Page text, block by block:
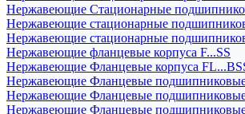
Нержавеющие Стационарные
Нержавеющие стационарные
Нержавеющие стационарные
Нержавеющие фланцевые корпуса F...SS
Нержавеющие Фланцевые корпуса
Нержавеющие Фланцевые
Нержавеющие Фланцевые
Нержавеющие Фланцевые